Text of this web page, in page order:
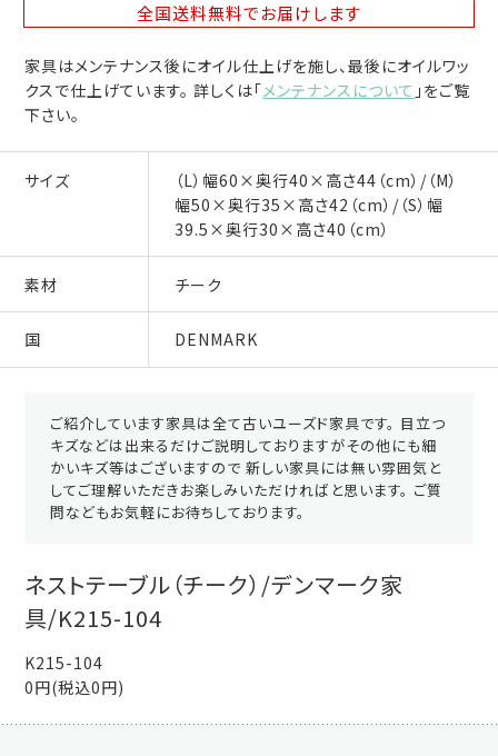
全国送料無料でお届けします
家具はメンテナンス後にオイル仕上げを施し、最後にオイルワッ
クスで仕上げています。 詳しくは「メンテナンスについて 」をご覧
下さい。
サイズ
（L）幅60×奥行40×高さ44（cm）/（M）
幅50×奥行35×高さ42（cm）/（S）幅
39.5×奥行30×高さ40（cm）
素材 チーク
国 DENMARK
ご紹介しています家具は全て古いユーズド家具です。 目立つ
キズなどは出来るだけご説明しておりますがその他にも細
かいキズ等はございますので 新しい家具には無い雰囲気と
してご理解いただきお楽しみいただければと思います。 ご質
問などもお気軽にお待ちしております。
ネストテーブル（チーク）/デンマーク家
具/K215-104
K215-104
0円(税込0円)